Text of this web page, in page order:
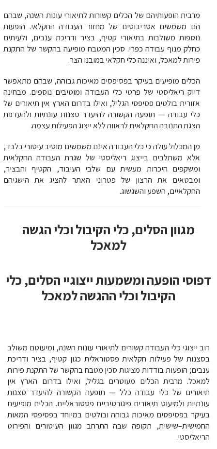
מרבית הופעותיהם של הכלים קשורות לתיאורי עונות השנה, שבהם
הם משמשים אטריבוטים של מחזור העבודה החקלאי. הופעות
נוספות משולבות בתיאורי קטיף, בציר ודריכת ענבים, ולעיתים
כחלק מנוף עבודה כפרי. סכין המטבח מופיעה בהקשר של התקנת
פירות למאכל, ואיננה כלי חקלאי במובנו הצר.
הכלים מופיעים בעיקר בפסיפסים מאיכות גבוהה, שבהם מתאפשר
דיוק ריאליסטי של פרטי כלי העבודה ומוטיבים נוספים. מבחינה
אזורית בולטים פסיפסי הגליל, ואילו בדרום הארץ אין תיאורים של
כלי עבודה — תופעה הקשורה להיעדר סצנות עונתיות ולהעדפת
הצגת התנובה החקלאית לראווה ללא ייצוג הפעילות עצמה.
מן המכלול עולה כי כלי העבודה אינם משמשים מוטיב עיטורי בלבד,
אלא משתלבים בייצוג ריאליסטי של שגרת העבודה החקלאית
ומשקפים היכרות מעשית עם שלבי העיבוד, הקטיף והבציר,
ומבטאים את הרצון של פטרוני האתר להציג את הישגיהם
החקלאיים, השפע והשגשוג.
מגוון הסלים, כלי הקיבול וכלי הגשה
למאכל
הופעה ומשמעות ייצוגיי הסלים, כלי
הקיבול וכלי ההגשה למאכל
ייצוגי כלי העבודה קשורים לתיאורי עונות השנה, ומיעוטם משולב
של פעילות חקלאית פסטוראלית כגון קטיף, בציר ודריכת
הופעות בודדות מציגות סכין מטבח בהקשר של התקנת פירות
מרבית הכלים מעוטרים בגליל, ואילו בדרום הארץ אין
של כלי עבודה כלל — תופעה הקשורה להיעדר סצנות
ולמיעוט תיאורים פיגורטיביים פסטוראליים. הכלים מופיעים
בפסיפסים מאיכות גבוהה ובולטים במיוחד בפסיפסי המאות
תקופה שבה התרחב מגוון העיטורים והפירוט